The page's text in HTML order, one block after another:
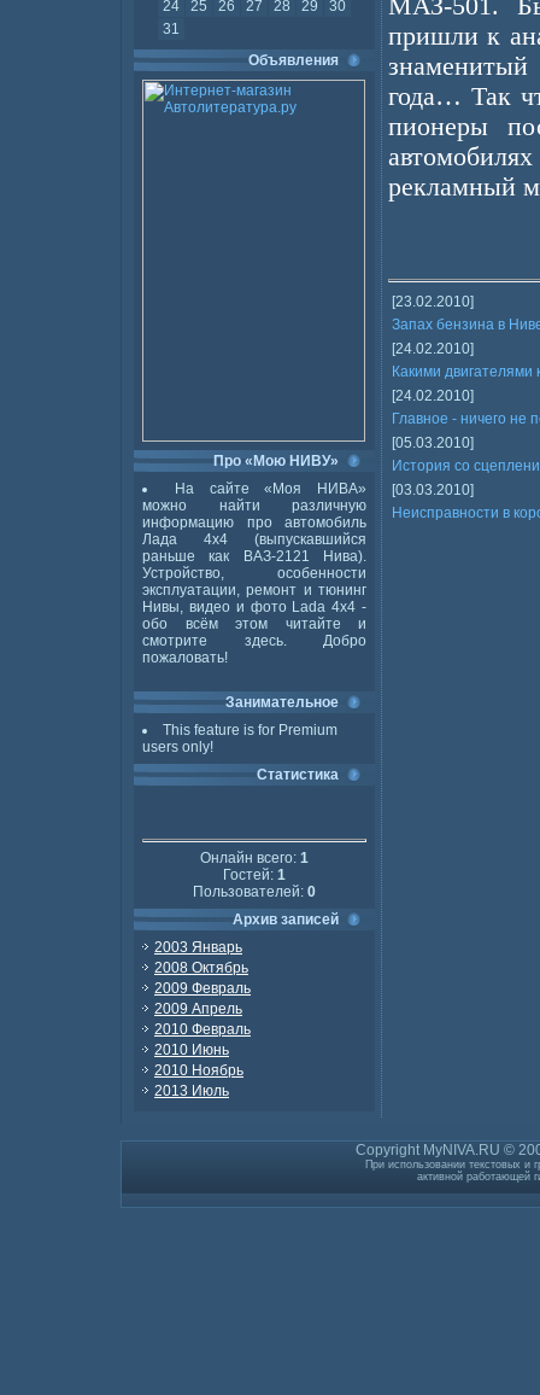
24
25 26 27 28 29
30
31
Объявления
Про «Мою НИВУ»
На сайте «Моя НИВА»
можно найти различную
информацию про автомобиль
Лада 4x4 (выпускавшийся
раньше как ВАЗ-2121 Нива).
Устройство, особенности
эксплуатации, ремонт и тюнинг
Нивы, видео и фото Lada 4x4 -
обо всём этом читайте и
смотрите здесь. Добро
пожаловать!
Занимательное
This feature is for Premium
users only!
Статистика
Онлайн всего: 1
Гостей: 1
Пользователей: 0
Архив записей
2003 Январь
2008 Октябрь
2009 Февраль
2009 Апрель
2010 Февраль
2010 Июнь
2010 Ноябрь
2013 Июль
МАЗ-501.
пришли к
года… Так
пионеры
рекламный
[23.02.2010]
Запах бензина в
[24.02.2010]
Какими
[24.02.2010]
Главное - ничего не
[05.03.2010]
История со
[03.03.2010]
Неисправности в
Copyright MyNIVA.RU ©
При использовании текстовых и
активной работающей